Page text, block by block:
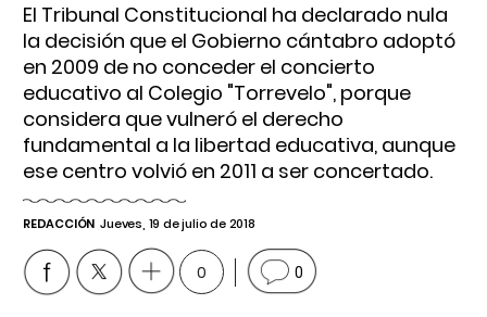
El Tribunal Constitucional ha declarado nula
la decisión que el Gobierno cántabro adoptó
en 2009 de no conceder el concierto
educativo al Colegio "Torrevelo", porque
considera que vulneró el derecho
fundamental a la libertad educativa, aunque
ese centro volvió en 2011 a ser concertado.
REDACCIÓN Jueves, 19 de julio de 2018
0 0